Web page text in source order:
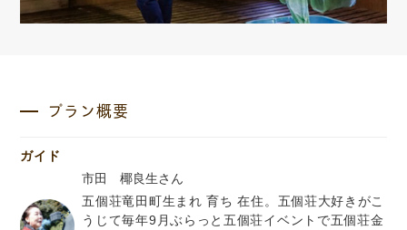
プラン概要
ガイド
市田 椰良生さん
五個荘竜田町生まれ 育ち 在住。五個荘大好きがこ
うじて毎年9月ぶらっと五個荘イベントで五個荘金